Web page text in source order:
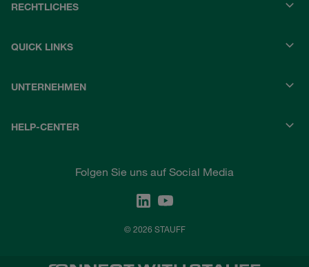
RECHTLICHES
QUICK LINKS
UNTERNEHMEN
HELP-CENTER
Folgen Sie uns auf Social Media
© 2026 STAUFF